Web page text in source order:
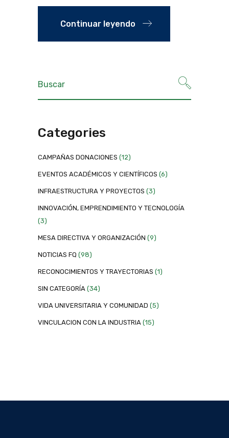
Continuar leyendo
Categories
CAMPAÑAS DONACIONES (12)
EVENTOS ACADÉMICOS Y CIENTÍFICOS (6)
INFRAESTRUCTURA Y PROYECTOS (3)
INNOVACIÓN, EMPRENDIMIENTO Y TECNOLOGÍA
(3)
MESA DIRECTIVA Y ORGANIZACIÓN (9)
NOTICIAS FQ (98)
RECONOCIMIENTOS Y TRAYECTORIAS (1)
SIN CATEGORÍA (34)
VIDA UNIVERSITARIA Y COMUNIDAD (5)
VINCULACION CON LA INDUSTRIA (15)